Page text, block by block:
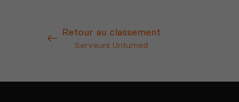
Retour au classement
Serveurs Unturned